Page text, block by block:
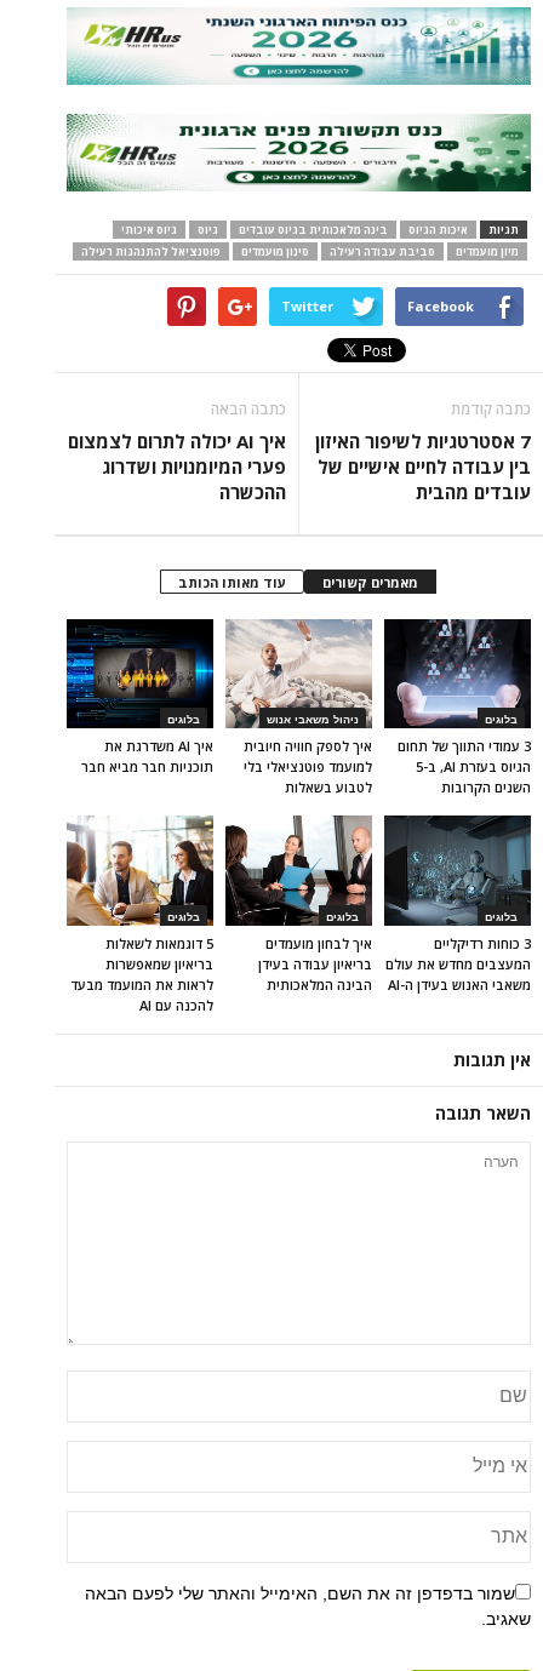
תגיות איכות הגיוס בינה מלאכותית בגיוס עובדים גיוס
גיוס איכותי
מיון מועמדים
סביבת עבודה רעילה סינון מועמדים פוטנציאל להתנהגות רעילה
Facebook
Twitter
כתבה קודמת
7 אסטרטגיות לשיפור האיזון
בין עבודה לחיים אישיים של
עובדים מהבית
כתבה הבאה
איך AI יכולה לתרום לצמצום
פערי המיומנויות ושדרוג
ההכשרה
מאמרים קשורים עוד מאותו הכותב
בלוגים
איך AI משדרגת את
תוכניות חבר מביא חבר
ניהול משאבי אנוש
איך לספק חוויה חיובית
למועמד פוטנציאלי בלי
לטבוע בשאלות
בלוגים
3 עמודי התווך של תחום
הגיוס בעזרת AI, ב-5
השנים הקרובות
בלוגים
5 דוגמאות לשאלות
בריאיון שמאפשרות
לראות את המועמד מבעד
להכנה עם AI
בלוגים
איך לבחון מועמדים
בריאיון עבודה בעידן
הבינה המלאכותית
בלוגים
3 כוחות רדיקליים
המעצבים מחדש את עולם
משאבי האנוש בעידן ה-AI
אין תגובות
השאר תגובה
שמור בדפדפן זה את השם, האימייל והאתר שלי לפעם הבאה
שאגיב.